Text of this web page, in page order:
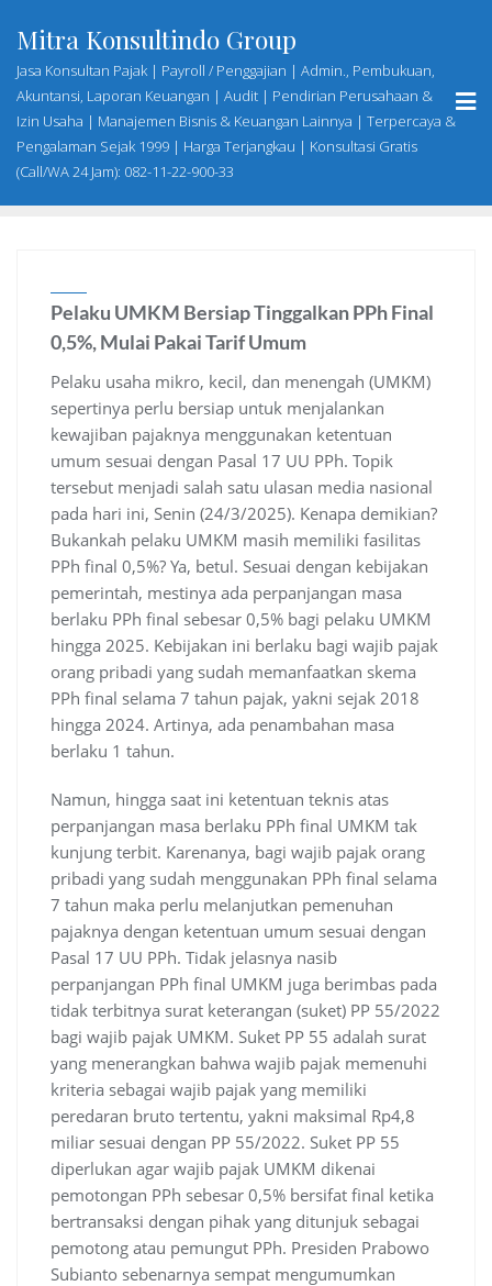
content
Mitra Konsultindo Group
Jasa Konsultan Pajak | Payroll / Penggajian | Admin., Pembukuan,
Akuntansi, Laporan Keuangan | Audit | Pendirian Perusahaan &
Izin Usaha | Manajemen Bisnis & Keuangan Lainnya | Terpercaya &
Pengalaman Sejak 1999 | Harga Terjangkau | Konsultasi Gratis
(Call/WA 24 Jam): 082-11-22-900-33
Pelaku UMKM Bersiap Tinggalkan PPh Final
0,5%, Mulai Pakai Tarif Umum
Pelaku usaha mikro, kecil, dan menengah (UMKM)
sepertinya perlu bersiap untuk menjalankan
kewajiban pajaknya menggunakan ketentuan
umum sesuai dengan Pasal 17 UU PPh. Topik
tersebut menjadi salah satu ulasan media nasional
pada hari ini, Senin (24/3/2025). Kenapa demikian?
Bukankah pelaku UMKM masih memiliki fasilitas
PPh final 0,5%? Ya, betul. Sesuai dengan kebijakan
pemerintah, mestinya ada perpanjangan masa
berlaku PPh final sebesar 0,5% bagi pelaku UMKM
hingga 2025. Kebijakan ini berlaku bagi wajib pajak
orang pribadi yang sudah memanfaatkan skema
PPh final selama 7 tahun pajak, yakni sejak 2018
hingga 2024. Artinya, ada penambahan masa
berlaku 1 tahun.
Namun, hingga saat ini ketentuan teknis atas
perpanjangan masa berlaku PPh final UMKM tak
kunjung terbit. Karenanya, bagi wajib pajak orang
pribadi yang sudah menggunakan PPh final selama
7 tahun maka perlu melanjutkan pemenuhan
pajaknya dengan ketentuan umum sesuai dengan
Pasal 17 UU PPh. Tidak jelasnya nasib
perpanjangan PPh final UMKM juga berimbas pada
tidak terbitnya surat keterangan (suket) PP 55/2022
bagi wajib pajak UMKM. Suket PP 55 adalah surat
yang menerangkan bahwa wajib pajak memenuhi
kriteria sebagai wajib pajak yang memiliki
peredaran bruto tertentu, yakni maksimal Rp4,8
miliar sesuai dengan PP 55/2022. Suket PP 55
diperlukan agar wajib pajak UMKM dikenai
pemotongan PPh sebesar 0,5% bersifat final ketika
bertransaksi dengan pihak yang ditunjuk sebagai
pemotong atau pemungut PPh. Presiden Prabowo
Subianto sebenarnya sempat mengumumkan